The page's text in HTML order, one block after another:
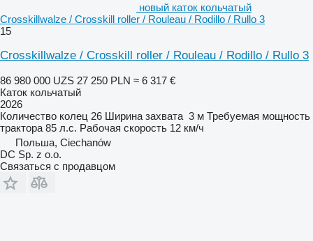
новый каток кольчатый
Crosskillwalze / Crosskill roller / Rouleau / Rodillo / Rullo 3
15
Crosskillwalze / Crosskill roller / Rouleau / Rodillo / Rullo 3
86 980 000 UZS 27 250 PLN ≈ 6 317 €
Каток кольчатый
2026
Количество колец 26 Ширина захвата 3 м Требуемая мощность
трактора 85 л.с. Рабочая скорость 12 км/ч
Польша, Ciechanów
DC Sp. z o.o.
Связаться с продавцом